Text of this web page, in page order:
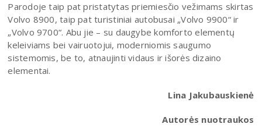
Parodoje taip pat pristatytas priemiesčio vežimams skirtas
Volvo 8900, taip pat turistiniai autobusai „Volvo 9900“ ir
„Volvo 9700“. Abu jie – su daugybe komforto elementų
keleiviams bei vairuotojui, moderniomis saugumo
sistemomis, be to, atnaujinti vidaus ir išorės dizaino
elementai.
Lina Jakubauskienė
Autorės nuotraukos